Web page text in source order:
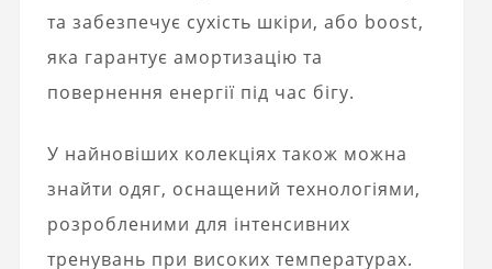
та забезпечує сухість шкіри, або boost,
яка гарантує амортизацію та
повернення енергії під час бігу.
У найновіших колекціях також можна
знайти одяг, оснащений технологіями,
розробленими для інтенсивних
тренувань при високих температурах.